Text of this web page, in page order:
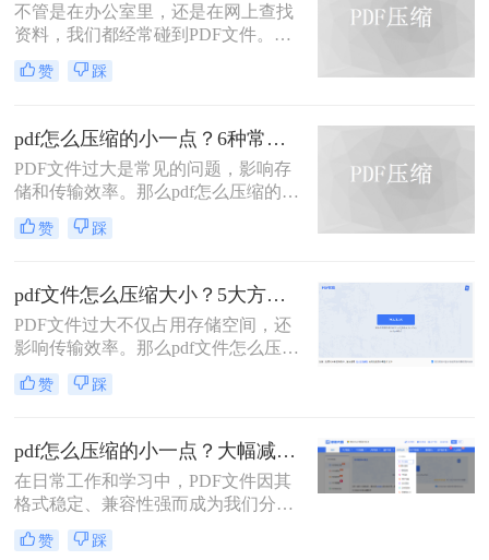
不管是在办公室里，还是在网上查找
资料，我们都经常碰到PDF文件。在
工作中，发送邮件需要PDF文件格
式，但太大的PDF文件也是一个棘手
被限制为5M，否则就发送不了。若能
pdf文件怎么压缩大小，那就可轻松上
传。在今天，我们将分享两种简单的
pdf文件压缩方式。
赞 踩
pdf怎么压缩的小一点？6种常用方案详解！
PDF文件过大是常见的问题，影响存
储和传输效率。那么pdf怎么压缩的小
一点呢？本文将详解6种主流压缩方
案，助你快速解决文件体积过大的困
赞 踩
pdf文件怎么压缩大小？5大方法深度解析与实操指南！
PDF文件过大不仅占用存储空间，还
影响传输效率。那么pdf文件怎么压缩
大小呢？本文将系统介绍5种主流压
缩方法，助你精准平衡文件体积与质
赞 踩
pdf怎么压缩的小一点？大幅减小文件体积的有效方法全解析！
在日常工作和学习中，PDF文件因其
格式稳定、兼容性强而成为我们分享
文档、报告和资料的首选格式。然
而，随之而来的问题也显而易见：过
赞 踩